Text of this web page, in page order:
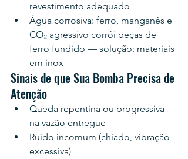
revestimento adequado
Água corrosiva: ferro, manganês e
CO₂ agressivo corrói peças de
ferro fundido — solução: materiais
em inox
Sinais de que Sua Bomba Precisa de
Atenção
Queda repentina ou progressiva
na vazão entregue
Ruído incomum (chiado, vibração
excessiva)